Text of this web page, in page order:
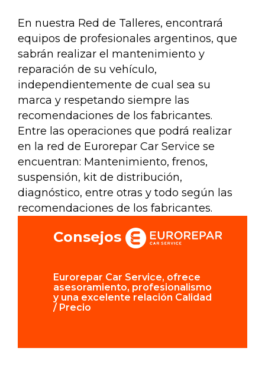
Contáctenos
Todos los talleres
Incorporarse a la red
En nuestra Red de Talleres, encontrará
equipos de profesionales argentinos, que
sabrán realizar el mantenimiento y
reparación de su vehículo,
independientemente de cual sea su
marca y respetando siempre las
recomendaciones de los fabricantes.
Entre las operaciones que podrá realizar
en la red de Eurorepar Car Service se
encuentran: Mantenimiento, frenos,
suspensión, kit de distribución,
diagnóstico, entre otras y todo según las
recomendaciones de los fabricantes.
Consejos
Eurorepar Car Service, ofrece
asesoramiento, profesionalismo
y una excelente relación Calidad
/ Precio